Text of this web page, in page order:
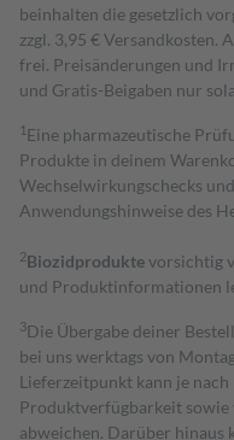
beinhalten die gesetzlich
zzgl. 3,95 € Versandkosten.
frei. Preisänderungen und
und Gratis-Beigaben nur
1 Eine pharmazeutische
Produkte in deinem
Wechselwirkungschecks
Anwendungshinweise des
2Biozidproduktevorsichtig
und Produktinformationen
3Die Übergabe deiner
bei uns werktags von
Lieferzeitpunkt kann je
Produktverfügbarkeit sowie
abweichen. Darüber hinaus